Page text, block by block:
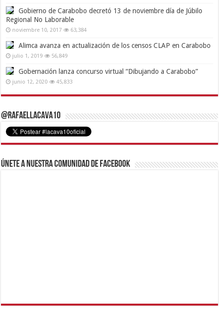
Gobierno de Carabobo decretó 13 de noviembre día de Júbilo
Regional No Laborable
noviembre 10, 2017 63,384
Alimca avanza en actualización de los censos CLAP en Carabobo
julio 1, 2019 56,849
Gobernación lanza concurso virtual “Dibujando a Carabobo”
junio 12, 2020 45,833
@RafaelLacava10
Únete a nuestra comunidad de Facebook